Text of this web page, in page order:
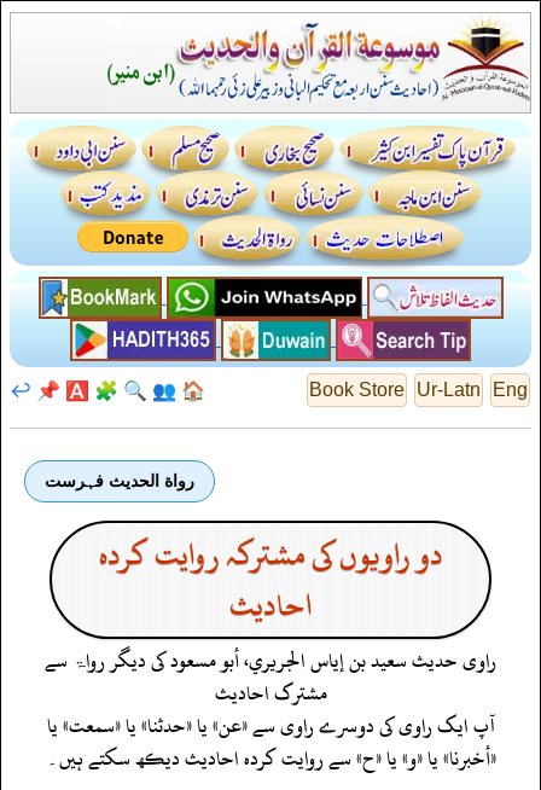
Eng
Ur-Latn
Book Store
🏠
👥
🔍
🧩
🅰️
📌
↩️
رواة الحديث فہرست
دو راویوں کی مشترکہ روایت کردہ
احادیث
راوی حدیثسعيد بن إياس الجريري، أبو مسعودکی دیگر رواۃ سے
مشترک احادیث
آپ ایک راوی کی دوسرے راوی سے «عن» یا «حدثنا» یا «سمعت» یا
«أخبرنا» یا «و» یا «ح» سے روایت کردہ احادیث دیکھ سکتے ہیں۔